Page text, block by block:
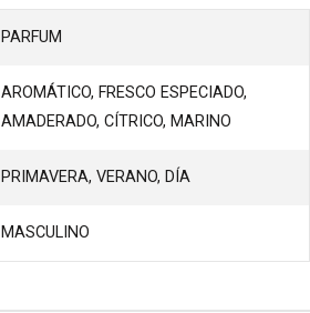
PARFUM
AROMÁTICO, FRESCO ESPECIADO,
AMADERADO, CÍTRICO, MARINO
PRIMAVERA, VERANO, DÍA
MASCULINO